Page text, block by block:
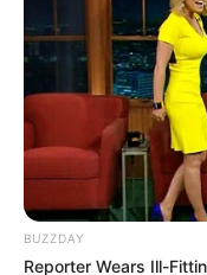
BUZZDAY
Reporter Wears Ill-